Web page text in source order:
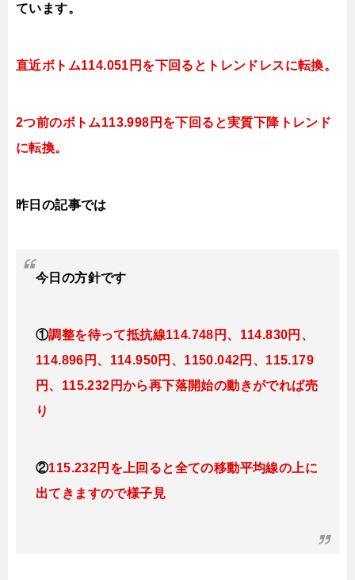
ています。
直近ボトム114.051円を下回ると トレンドレスに転換。
2つ前のボトム113.998円を下回ると実質下降トレンド
に転換。
昨日の記事では
今日 の方針です
①調整を待って抵抗線114.748円、114.830円、
114.896円、114.950円、1150.042円、115.179
円、115.232円から再下落開始の動きがでれば売
り
②115.232円を上回ると全ての移動平均線の上に
出てきますので様子見